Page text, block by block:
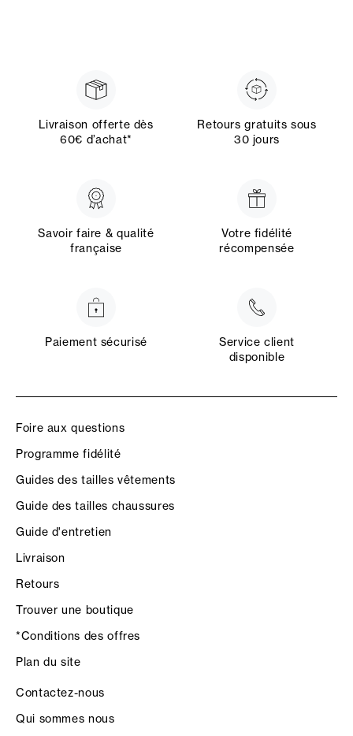
Livraison offerte dès
60€ d’achat*
Retours gratuits sous
30 jours
Savoir faire & qualité
française
Votre fidélité
récompensée
Paiement sécurisé
Service client
disponible
Foire aux questions
Programme fidélité
Guides des tailles vêtements
Guide des tailles chaussures
Guide d'entretien
Livraison
Retours
Trouver une boutique
*Conditions des offres
Plan du site
Contactez-nous
Qui sommes nous